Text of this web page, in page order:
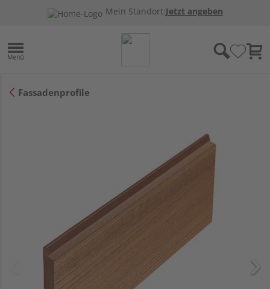
Mein Standort:Jetzt angeben
Fassadenprofile